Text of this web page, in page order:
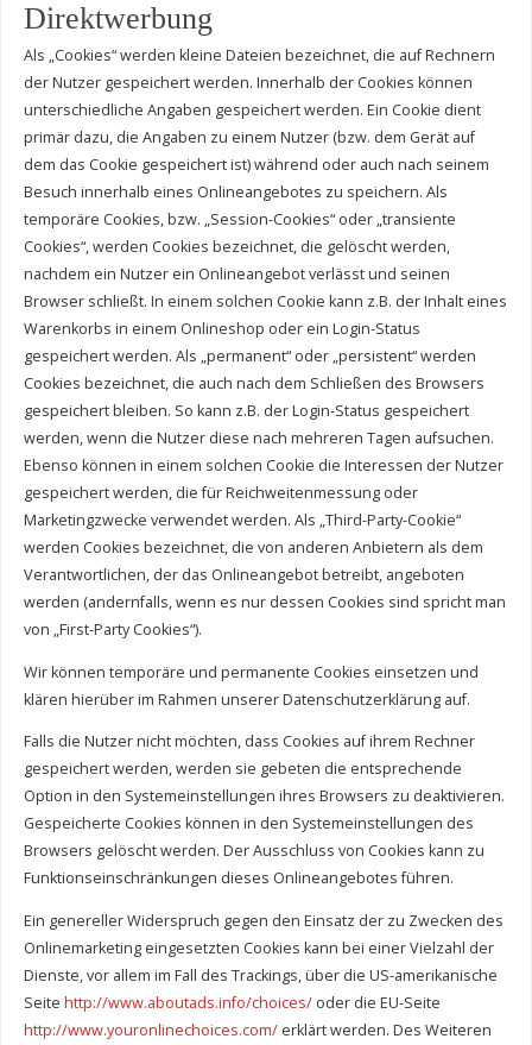
Direktwerbung
Als „Cookies“ werden kleine Dateien bezeichnet, die auf Rechnern
der Nutzer gespeichert werden. Innerhalb der Cookies können
unterschiedliche Angaben gespeichert werden. Ein Cookie dient
primär dazu, die Angaben zu einem Nutzer (bzw. dem Gerät auf
dem das Cookie gespeichert ist) während oder auch nach seinem
Besuch innerhalb eines Onlineangebotes zu speichern. Als
temporäre Cookies, bzw. „Session-Cookies“ oder „transiente
Cookies“, werden Cookies bezeichnet, die gelöscht werden,
nachdem ein Nutzer ein Onlineangebot verlässt und seinen
Browser schließt. In einem solchen Cookie kann z.B. der Inhalt eines
Warenkorbs in einem Onlineshop oder ein Login-Status
gespeichert werden. Als „permanent“ oder „persistent“ werden
Cookies bezeichnet, die auch nach dem Schließen des Browsers
gespeichert bleiben. So kann z.B. der Login-Status gespeichert
werden, wenn die Nutzer diese nach mehreren Tagen aufsuchen.
Ebenso können in einem solchen Cookie die Interessen der Nutzer
gespeichert werden, die für Reichweitenmessung oder
Marketingzwecke verwendet werden. Als „Third-Party-Cookie“
werden Cookies bezeichnet, die von anderen Anbietern als dem
Verantwortlichen, der das Onlineangebot betreibt, angeboten
werden (andernfalls, wenn es nur dessen Cookies sind spricht man
von „First-Party Cookies“).
Wir können temporäre und permanente Cookies einsetzen und
klären hierüber im Rahmen unserer Datenschutzerklärung auf.
Falls die Nutzer nicht möchten, dass Cookies auf ihrem Rechner
gespeichert werden, werden sie gebeten die entsprechende
Option in den Systemeinstellungen ihres Browsers zu deaktivieren.
Gespeicherte Cookies können in den Systemeinstellungen des
Browsers gelöscht werden. Der Ausschluss von Cookies kann zu
Funktionseinschränkungen dieses Onlineangebotes führen.
Ein genereller Widerspruch gegen den Einsatz der zu Zwecken des
Onlinemarketing eingesetzten Cookies kann bei einer Vielzahl der
Dienste, vor allem im Fall des Trackings, über die US-amerikanische
Seite http://www.aboutads.info/choices/oder die EU-Seite
http://www.youronlinechoices.com/erklärt werden. Des Weiteren